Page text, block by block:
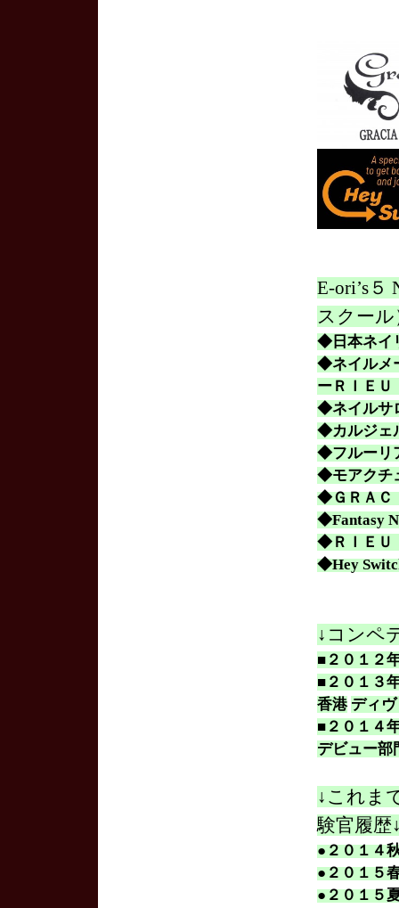
E-ori’s
スクー
◆日本ネイ
◆ネイルメ
ーＲＩＥＵ
◆ネイルサ
◆カルジェ
◆フルーリ
◆モアクチ
◆ＧＲＡＣ
◆Fantasy
◆ＲＩＥＵ
◆Hey
↓コンペ
■２０１２
■２０１
香港 ディ
■２０１４
デビュー
↓これま
験官履歴
●２０１４
●２０１５
●２０１５